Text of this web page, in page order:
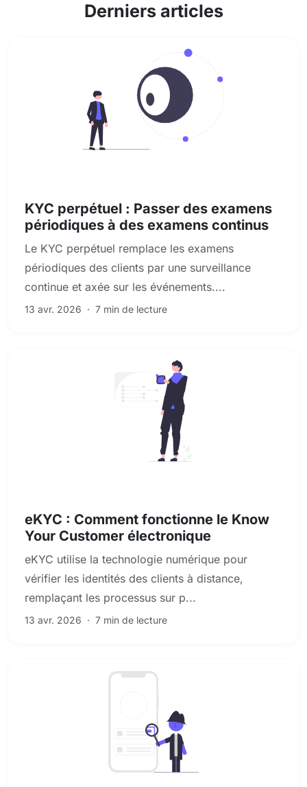
Derniers articles
KYC perpétuel : Passer des examens
périodiques à des examens continus
Le KYC perpétuel remplace les examens
périodiques des clients par une surveillance
continue et axée sur les événements....
13 avr. 2026 · 7 min de lecture
eKYC : Comment fonctionne le Know
Your Customer électronique
eKYC utilise la technologie numérique pour
vérifier les identités des clients à distance,
remplaçant les processus sur p...
13 avr. 2026 · 7 min de lecture